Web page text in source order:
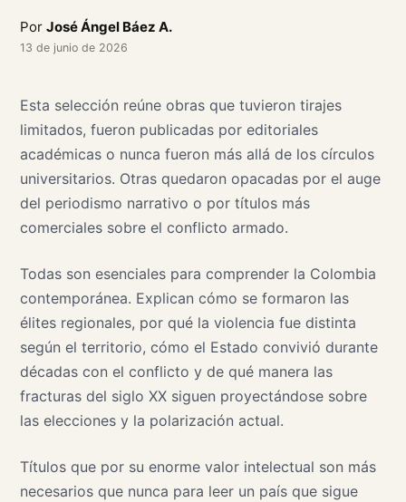
Por José Ángel Báez A.
13 de junio de 2026
Esta selección reúne obras que tuvieron tirajes
limitados, fueron publicadas por editoriales
académicas o nunca fueron más allá de los círculos
universitarios. Otras quedaron opacadas por el auge
del periodismo narrativo o por títulos más
comerciales sobre el conflicto armado.
Todas son esenciales para comprender la Colombia
contemporánea. Explican cómo se formaron las
élites regionales, por qué la violencia fue distinta
según el territorio, cómo el Estado convivió durante
décadas con el conflicto y de qué manera las
fracturas del siglo XX siguen proyectándose sobre
las elecciones y la polarización actual.
Títulos que por su enorme valor intelectual son más
necesarios que nunca para leer un país que sigue